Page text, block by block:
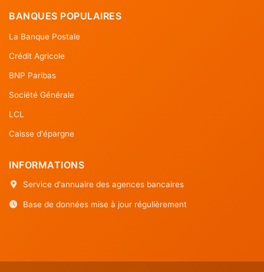
BANQUES POPULAIRES
La Banque Postale
Crédit Agricole
BNP Paribas
Société Générale
LCL
Caisse d'épargne
INFORMATIONS
Service d'annuaire des agences bancaires
Base de données mise à jour régulièrement